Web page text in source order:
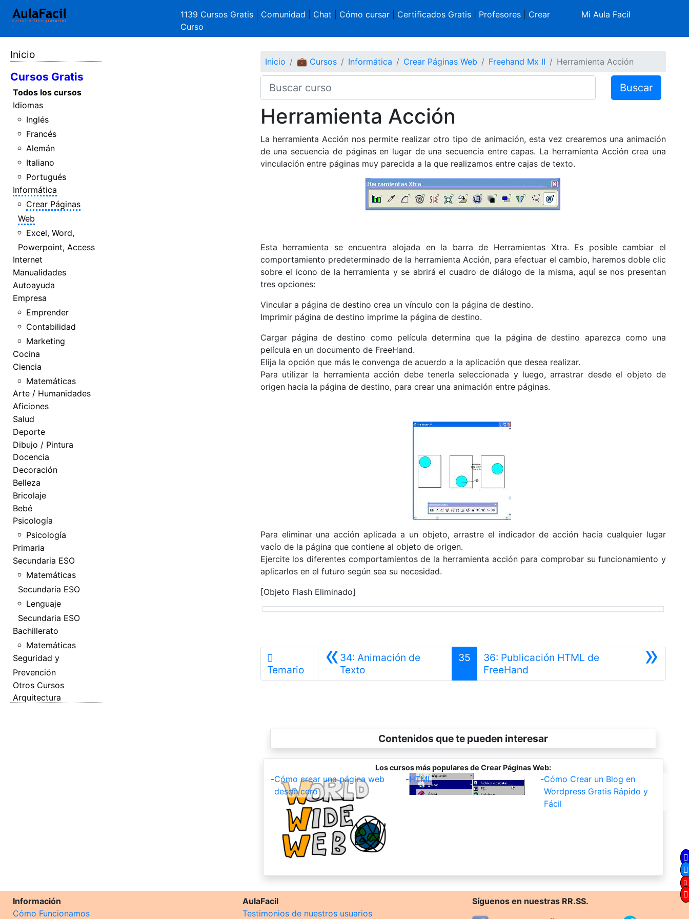
1139 Cursos Gratis Comunidad Chat Cómo cursar| Certificados Gratis| Profesores| Crear
Curso
Mi Aula Facil
Inicio
Cursos Gratis
Todos los cursos
Idiomas
Inglés
Francés
Alemán
Italiano
Portugués
Informática
Crear Páginas
Web
Excel, Word,
Powerpoint, Access
Internet
Manualidades
Autoayuda
Empresa
Emprender
Contabilidad
Marketing
Cocina
Ciencia
Matemáticas
Arte / Humanidades
Aficiones
Salud
Deporte
Dibujo / Pintura
Docencia
Decoración
Belleza
Bricolaje
Bebé
Psicología
Psicología
Primaria
Secundaria ESO
Matemáticas
Secundaria ESO
Lenguaje
Secundaria ESO
Bachillerato
Matemáticas
Seguridad y
Prevención
Otros Cursos
Arquitectura
Inicio 💼 Cursos Informática Crear Páginas Web Freehand Mx II Herramienta Acción
Buscar
Herramienta Acción
La herramienta Acción nos permite realizar otro tipo de animación, esta vez crearemos una animación
de una secuencia de páginas en lugar de una secuencia entre capas. La herramienta Acción crea una
vinculación entre páginas muy parecida a la que realizamos entre cajas de texto.
Esta herramienta se encuentra alojada en la barra de Herramientas Xtra. Es posible cambiar el
comportamiento predeterminado de la herramienta Acción, para efectuar el cambio, haremos doble clic
sobre el icono de la herramienta y se abrirá el cuadro de diálogo de la misma, aquí se nos presentan
tres opciones:
Vincular a página de destino crea un vínculo con la página de destino.
Imprimir página de destino imprime la página de destino.
Cargar página de destino como película determina que la página de destino aparezca como una
película en un documento de FreeHand.
Elija la opción que más le convenga de acuerdo a la aplicación que desea realizar.
Para utilizar la herramienta acción debe tenerla seleccionada y luego, arrastrar desde el objeto de
origen hacia la página de destino, para crear una animación entre páginas.
Para eliminar una acción aplicada a un objeto, arrastre el indicador de acción hacia cualquier lugar
vacío de la página que contiene al objeto de origen.
Ejercite los diferentes comportamientos de la herramienta acción para comprobar su funcionamiento y
aplicarlos en el futuro según sea su necesidad.
[Objeto Flash Eliminado]
Temario «34: Animación de
TextoAnterior
35 »
36: Publicación HTML de
FreeHand
Contenidos que te pueden interesar
Los cursos más populares de Crear Páginas Web:
-Cómo crear una página web
desde cero
-HTML -Cómo Crear un Blog en
Wordpress Gratis Rápido y
Fácil
Información
Cómo Funcionamos
AulaFacil
Testimonios de nuestros usuarios
Síguenos en nuestras RR.SS.